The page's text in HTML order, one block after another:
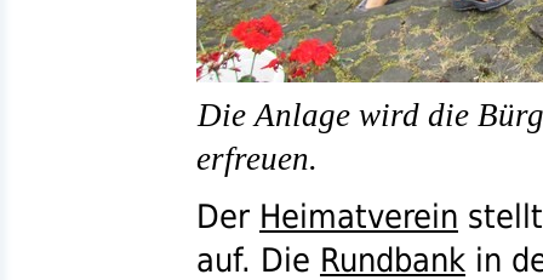
Die Anlage wird die
erfreuen.
Der Heimatverein
auf. Die Rundbank in